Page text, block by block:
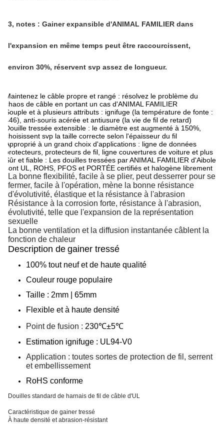
3, notes : Gainer expansible d'ANIMAL FAMILIER dans
l'expansion en même temps peut être raccourcissent,
environ 30%, réservent svp assez de longueur.
Maintenez le câble propre et rangé : résolvez le problème du
chaos de câble en portant un cas d'ANIMAL FAMILIER
Souple et à plusieurs attributs : ignifuge (la température de fonte :
446), anti-souris acérée et antiusure (la vie de fil de retard)
Douille tressée extensible : le diamètre est augmenté à 150%,
choisissent svp la taille correcte selon l'épaisseur du fil
Approprié à un grand choix d'applications : ligne de données
protecteurs, protecteurs de fil, ligne couvertures de voiture et plus
Sûr et fiable : Les douilles tressées par ANIMAL FAMILIER d'Aibole
sont UL, ROHS, PFOS et PORTÉE certifiés et halogène librement
La bonne flexibilité, facile à se plier, peut desserrer pour se
fermer, facile à l'opération, mène la bonne résistance
d'évolutivité, élastique et la résistance à l'abrasion
Résistance à la corrosion forte, résistance à l'abrasion,
évolutivité, telle que l'expansion de la représentation
sexuelle
La bonne ventilation et la diffusion instantanée câblent la
fonction de chaleur
Description de gainer tressé
100% tout neuf et de haute qualité
Couleur rouge populaire
Taille : 2mm | 65mm
Flexible et à haute densité
Point de fusion : 230℃±5℃
Estimation ignifuge : UL94-V0
Application : toutes sortes de protection de fil, serrent
et embellissement
RoHS conforme
Douilles standard de harnais de fil de câble d'UL
Caractéristique de gainer tressé
À haute densité et abrasion-résistant